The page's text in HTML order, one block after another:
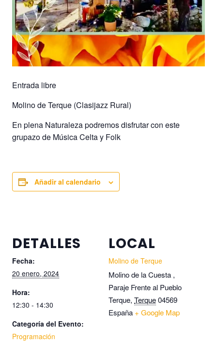
Entrada libre
Molino de Terque (Clasijazz Rural)
En plena Naturaleza podremos disfrutar con este
grupazo de Música Celta y Folk
Añadir al calendario
DETALLES
Fecha:
20 enero, 2024
Hora:
12:30 - 14:30
Categoría del Evento:
Programación
LOCAL
Molino de Terque
Molino de la Cuesta ,
Paraje Frente al Pueblo
Terque, Terque04569
España + Google Map